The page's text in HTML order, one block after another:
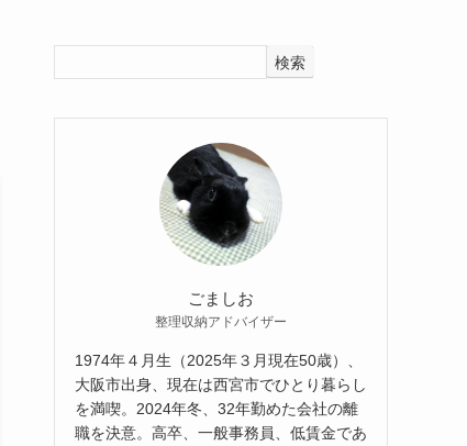
検索
ごましお
整理収納アドバイザー
1974年４月生（2025年３月現在50歳）、
大阪市出身、現在は西宮市でひとり暮らし
を満喫。2024年冬、32年勤めた会社の離
職を決意。高卒、一般事務員、低賃金であ